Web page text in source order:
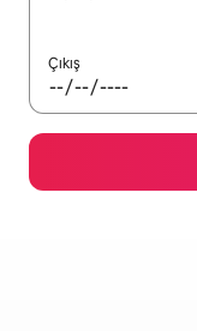
Çıkış